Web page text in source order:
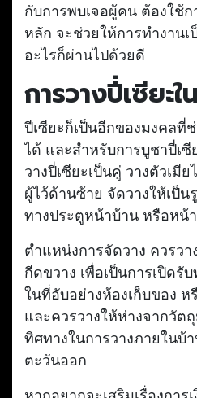
กับการพบเจอผู้คน ต้องใช้ก
หลัก จะช่วยให้การทำงานเ
อะไรก็ผ่านไปด้วยดี
การวางปี่เซียะใ
ปีเซียะก็เป็นอีกของมงคลที่
ได้ และสำหรับการบูชาปี่เ
วางปี่เซียะเป็นคู่ วางตัวเมี
ผู้ไว้ด้านซ้าย จัดวางให้เป็
ทางประตูหน้าบ้าน หรือหน้
ตำแหน่งการจัดวาง ควรวา
กีดขวาง เพื่อเป็นการเปิดรั
ในที่อับอย่างห้องเก็บของ ห
และควรวางให้ห่างจากวั
ทิศทางในการวางภายในบ้
ตะวันออก